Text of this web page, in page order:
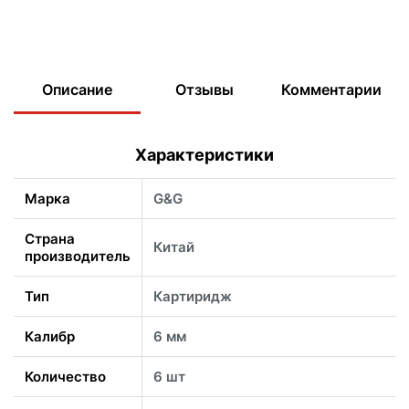
Описание Отзывы Комментарии
Характеристики
Марка G&G
Страна
производитель
Китай
Тип Картиридж
Калибр 6 мм
Количество 6 шт